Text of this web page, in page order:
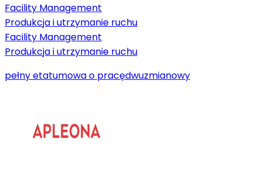
Facility Management
Produkcja i utrzymanie ruchu
Facility Management
Produkcja i utrzymanie ruchu
pełny etatumowa o pracędwuzmianowy